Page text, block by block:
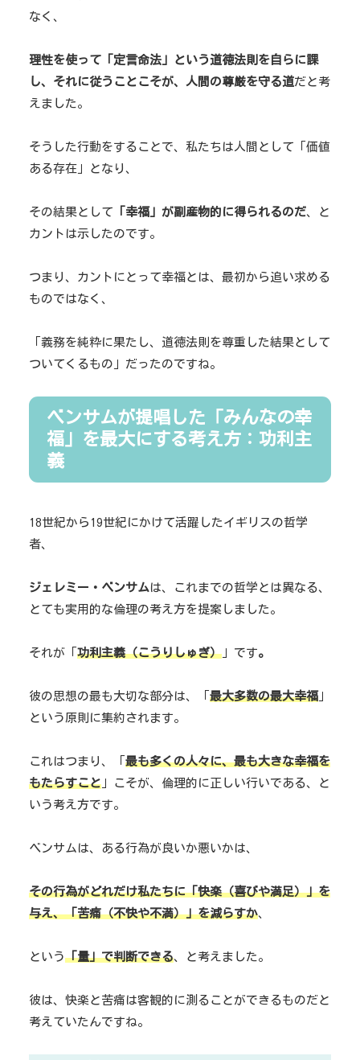
なく、
理性を使って「定言命法」という道徳法則を自らに課
し、それに従うことこそが、人間の尊厳を守る道だと考
えました。
そうした行動をすることで、私たちは人間として「価値
ある存在」となり、
その結果として 「幸福」が副産物的に得られるのだ、と
カントは示したのです。
つまり、カントにとって幸福とは、最初から追い求める
ものではなく、
「義務を純粋に果たし、道徳法則を尊重した結果として
ついてくるもの」だったのですね。
ベンサムが提唱した「みんなの幸
福」を最大にする考え方：功利主
義
18世紀から19世紀にかけて活躍したイギリスの哲学
者、
ジェレミー・ベンサム は、これまでの哲学とは異なる、
とても実用的な倫理の考え方を提案しました。
それが「 功利主義（こうりしゅぎ） 」です。
彼の思想の最も大切な部分は、「 最大多数の最大幸福
という原則に集約されます。
これはつまり、「 最も多くの人々に、最も大きな幸福を
もたらすこと 」こそが、倫理的に正しい行いである、と
いう考え方です。
ベンサムは、ある行為が良いか悪いかは、
その行為がどれだけ私たちに「快楽（喜びや満足）」を
与え、「苦痛（不快や不満）」を減らすか、
という「量」で判断できる、と考えました。
彼は、快楽と苦痛は客観的に測ることができるものだと
考えていたんですね。